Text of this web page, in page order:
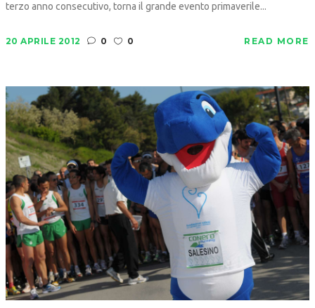
terzo anno consecutivo, torna il grande evento primaverile...
20 APRILE 2012 0 0 READ MORE